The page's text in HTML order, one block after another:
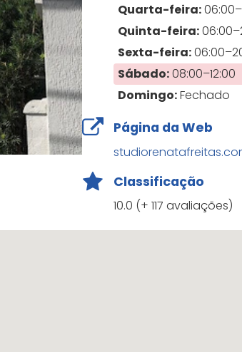
Quarta-feira:
Quinta-feira:
Sexta-feira:
Sábado:08:00–12:00
Domingo:Fechado
Página da Web
Classificação
10.0 (+ 117 avaliações)